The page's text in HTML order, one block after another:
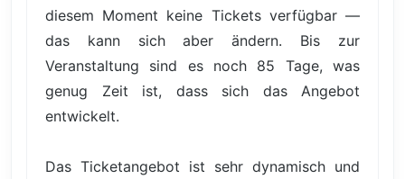
diesem Moment keine Tickets verfügbar —
das kann sich aber ändern. Bis zur
Veranstaltung sind es noch 85 Tage, was
genug Zeit ist, dass sich das Angebot
entwickelt.
Das Ticketangebot ist sehr dynamisch und